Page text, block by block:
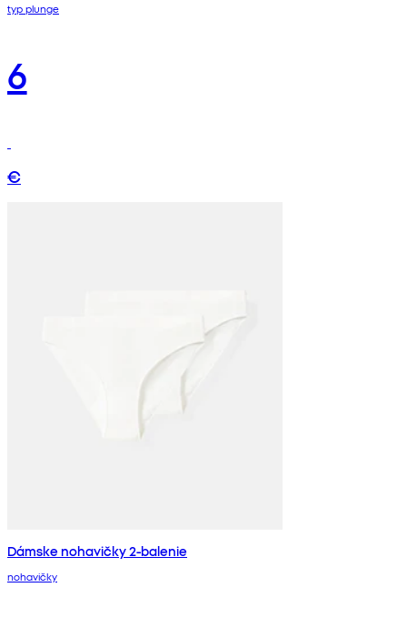
typ plunge
6
€
Dámske nohavičky 2-balenie
nohavičky